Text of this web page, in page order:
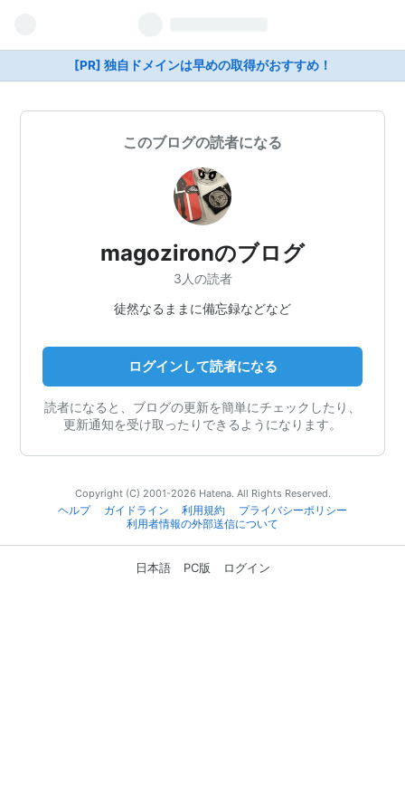
[PR] 独自ドメインは早めの取得がおすすめ！
このブログの読者になる
magozironのブログ
3人の読者
徒然なるままに備忘録などなど
ログインして読者になる
読者になると、ブログの更新を簡単にチェックしたり、
更新通知を受け取ったりできるようになります。
Copyright (C) 2001-2026 Hatena. All Rights Reserved.
ヘルプ
ガイドライン 利用規約
プライバシーポリシー
利用者情報の外部送信について
日本語 PC版 ログイン